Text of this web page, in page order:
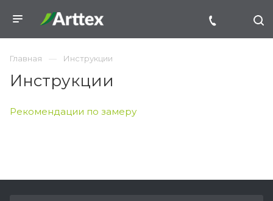
Главная Инструкции
Инструкции
Рекомендации по замеру